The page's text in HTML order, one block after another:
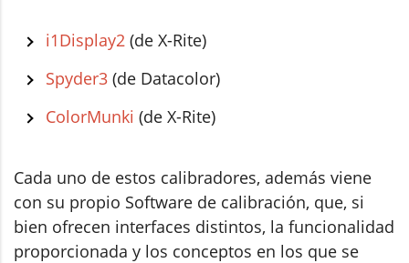
i1Display2 (de X-Rite)
Spyder3 (de Datacolor)
ColorMunki (de X-Rite)
Cada uno de estos calibradores, además viene
con su propio Software de calibración, que, si
bien ofrecen interfaces distintos, la funcionalidad
proporcionada y los conceptos en los que se